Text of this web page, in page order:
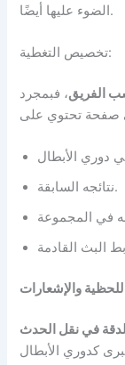
الضوء عليها أيضًا.
تخصيص التغطية:
الفريق، فبمجرد
نتائجه السابقة.
والإشعارات
في نقل الحدث